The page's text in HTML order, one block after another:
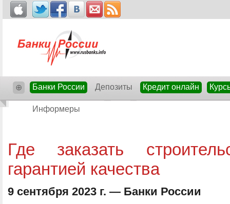
⊕ Банки России Депозиты Кредит онлайн
Информеры
Где заказать
гарантией качества
9 сентября 2023 г. — Банки России